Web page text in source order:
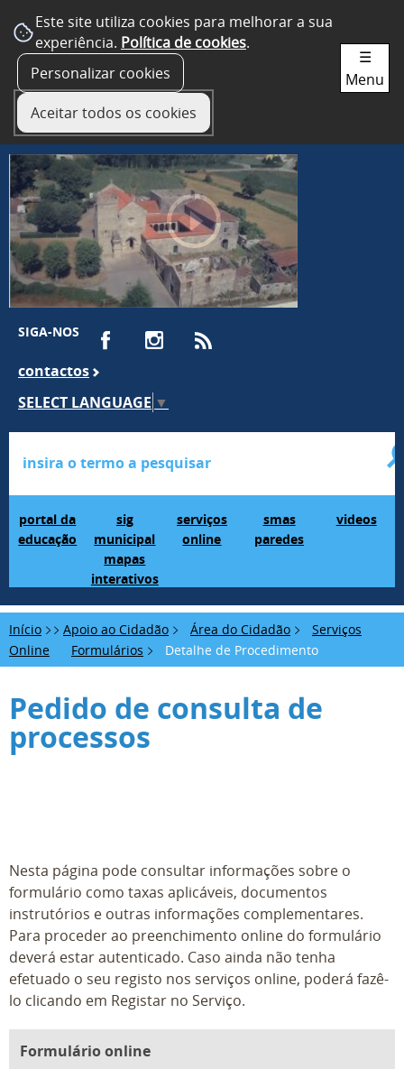
Este site utiliza cookies para melhorar a sua
experiência. Política de cookies.
Personalizar cookies
Aceitar todos os cookies
SIGA-NOS
contactos
SELECT LANGUAGE ▼
portal da
educação
sig
municipal
mapas
interativos
serviços
online
smas
paredes
videos
☰
Menu
Início Apoio ao Cidadão Área do Cidadão
Serviços
Online
Formulários Detalhe de Procedimento
Pedido de consulta de
processos
Nesta página pode consultar informações sobre o
formulário como taxas aplicáveis, documentos
instrutórios e outras informações complementares.
Para proceder ao preenchimento online do formulário
deverá estar autenticado. Caso ainda não tenha
efetuado o seu registo nos serviços online, poderá fazê-
lo clicando em Registar no Serviço.
Formulário online